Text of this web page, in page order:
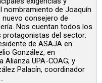
nombramiento de Joaquín
consejero de
Nos cuentan todos los
protagonistas del sector:
de ASAJA en
González, en
Alianza UPA-COAG; y
Palacín, coordinador